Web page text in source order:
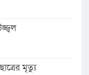
মৃত্যু